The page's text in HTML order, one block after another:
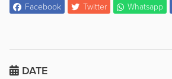
Facebook Twitter Whatsapp
DATE